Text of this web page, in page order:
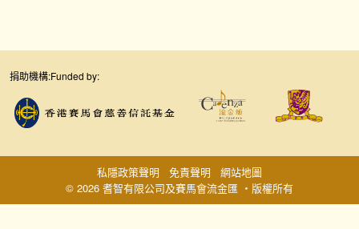
捐助機構:Funded by:
© 2026 耆智有限公司及賽馬會流金匯 ‧版權所有
私隱政策聲明 免責聲明 網站地圖